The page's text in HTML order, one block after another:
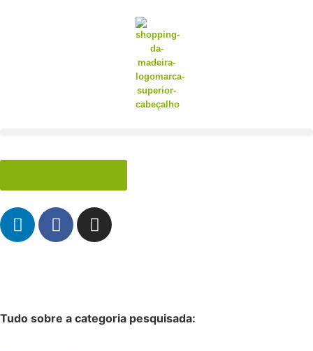
Tudo sobre a categoria pesquisada: